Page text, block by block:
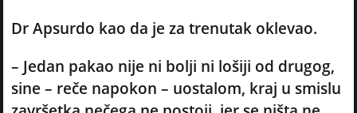
Dr Apsurdo kao da je za trenutak oklevao.
– Jedan pakao nije ni bolji ni lošiji od drugog,
sine – reče napokon – uostalom, kraj u smislu